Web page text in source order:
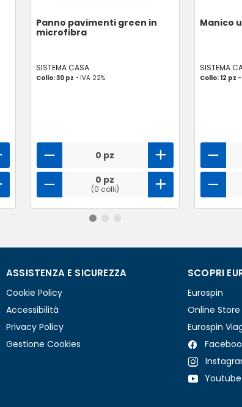
Panno pavimenti green in
microfibra
SISTEMA CASA
Collo: 30 pz - IVA 22%
0 pz
0 pz
(0 colli)
Manico
SISTEMA
Collo: 12 pz
ASSISTENZA E SICUREZZA
Cookie Policy
Accessibilità
Privacy Policy
Gestione Cookies
SCOPRI
Eurospin
Online Store
Eurospin
Youtube